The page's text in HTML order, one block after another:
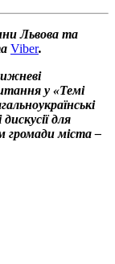
Львова та
Viber.
у «Темі
для
громади міста –